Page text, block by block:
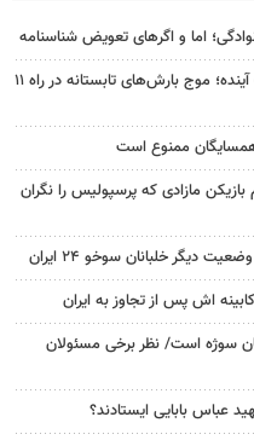
اما و اگرهای تعویض شناسنامه
وضعیت جوی کشور در ۷۲ ساعت آینده؛ موج بارش‌های تابستانه در راه ۱۱
همسایگان ممنوع است
مازادی که پرسپولیس را نگران
دیگر خلبانان سوخو ۲۴ ایران
اش پس از تجاوز به ایران
سوژه است/ نظر برخی مسئولان
عباس بابایی ایستادند؟